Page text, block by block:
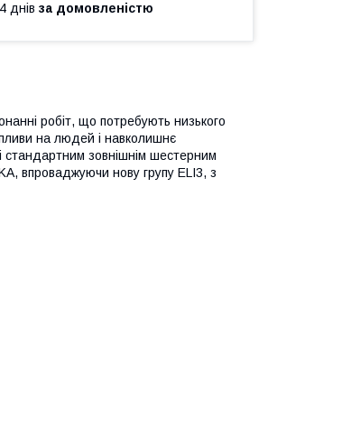
днів за домовленістю
робіт, що потребують низького
на людей і навколишнє
стандартним зовнішнім шестерним
впроваджуючи нову групу ELI3, з